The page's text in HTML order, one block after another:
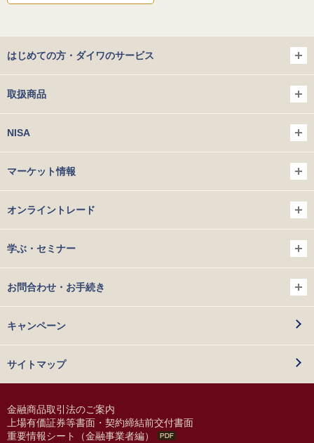
はじめての方・ダイワのサービス
取扱商品
NISA
マーケット情報
オンライントレード
学ぶ・セミナー
お問合わせ・お手続き
キャンペーン
サイトマップ
金融商品取引法のご案内
上場有価証券等書面・契約締結前交付書面
重要情報シート（金融事業者編）